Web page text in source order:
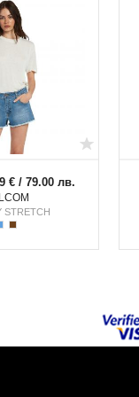
€ / 79.00 лв.
STRETCH